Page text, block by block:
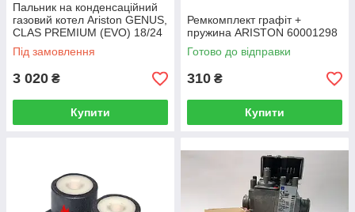
Пальник на конденсаційний
газовий котел Ariston GENUS,
CLAS PREMIUM (EVO) 18/24
кВт 60000288-01
Під замовлення
3 020 ₴
Купити
Ремкомплект графіт +
пружина ARISTON 60001298
Готово до відправки
310 ₴
Купити